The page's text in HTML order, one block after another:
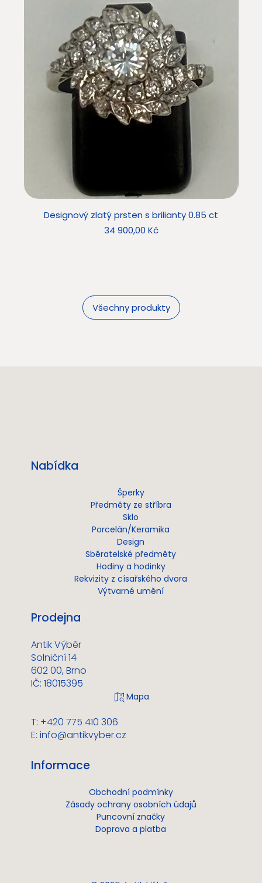
Všechny produkty
Designový zlatý prsten s brilianty 0.85 ct
Cena
34 900,00 Kč
Nabídka
Šperky
Předměty ze stříbra
Sklo
Porcelán/Keramika
Design
Sběratelské předměty
Hodiny a hodinky
Rekvizity z císařského dvora
Výtvarné umění
Prodejna
Antik Výběr
Solniční 14
602 00, Brno
IČ: 18015395
T: +420 775 410 306
E: info@antikvyber.cz
Informace
Obchodní podmínky
Zásady ochrany osobních údajů
Puncovní značky
Doprava a platba